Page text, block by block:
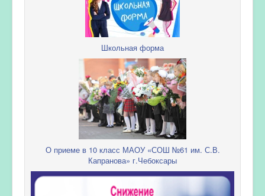
Школьная форма
О приеме в 10 класс МАОУ «СОШ №61 им. С.В.
Капранова» г.Чебоксары